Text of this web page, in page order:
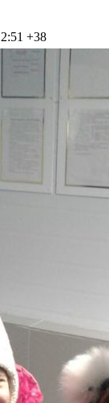
+38